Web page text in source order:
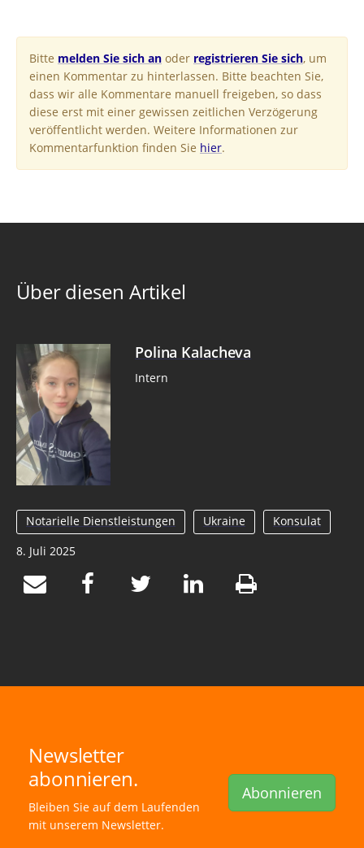
Bitte melden Sie sich an oder registrieren Sie sich, um
einen Kommentar zu hinterlassen. Bitte beachten Sie,
dass wir alle Kommentare manuell freigeben, so dass
diese erst mit einer gewissen zeitlichen Verzögerung
veröffentlicht werden. Weitere Informationen zur
Kommentarfunktion finden Sie hier.
Über diesen Artikel
Polina Kalacheva
Intern
Notarielle Dienstleistungen Ukraine
Konsulat
8. Juli 2025
Newsletter
abonnieren.
Bleiben Sie auf dem Laufenden
mit unserem Newsletter.
Abonnieren